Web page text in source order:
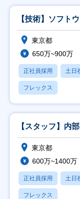
【技術】ソフト
東京都
650万~900万
正社員採用 土日
フレックス
【スタッフ】内
東京都
600万~1400万
正社員採用 土日
フレックス